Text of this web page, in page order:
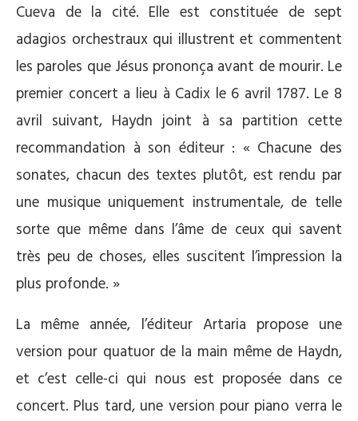
Cueva de la cité. Elle est constituée de sept
adagios orchestraux qui illustrent et commentent
les paroles que Jésus prononça avant de mourir. Le
premier concert a lieu à Cadix le 6 avril 1787. Le 8
avril suivant, Haydn joint à sa partition cette
recommandation à son éditeur : « Chacune des
sonates, chacun des textes plutôt, est rendu par
une musique uniquement instrumentale, de telle
sorte que même dans l’âme de ceux qui savent
très peu de choses, elles suscitent l’impression la
plus profonde. »
La même année, l’éditeur Artaria propose une
version pour quatuor de la main même de Haydn,
et c’est celle-ci qui nous est proposée dans ce
concert. Plus tard, une version pour piano verra le